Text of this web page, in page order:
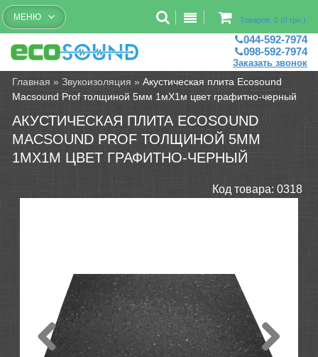
Бесплатный рассчет помещений
Товаров: 0 (0 грн.)
МЕНЮ
044-592-7974
098-592-7974
Заказать звонок
Главная »Звукоизоляция »Акустическая плита Ecosound
Macsound Prof толщиной 5мм 1мХ1м цвет графитно-черный
АКУСТИЧЕСКАЯ ПЛИТА ECOSOUND
MACSOUND PROF ТОЛЩИНОЙ 5ММ
1МХ1М ЦВЕТ ГРАФИТНО-ЧЕРНЫЙ
Код товара: 0318